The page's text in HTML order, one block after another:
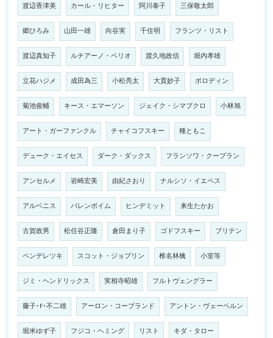
渡辺香津美 カール・リヒター 阿川泰子 三保敬太郎
郷ひろみ 山田一雄 向谷実 千住明 フランツ・リスト
渡辺真知子 ルチアーノ・ベリオ 渡久地政信 堀内孝雄
立花ハジメ 成田為三 小松亮太 大貫妙子 ボロディン
菊池俊輔 キース・エマーソン ジェイク・シマブクロ 小林旭
アート・ガーファンクル チャイコフスキー 種ともこ
デューク・エイセス ダーク・ダックス フランソワ・クープラン
アンセルメ 岩崎宏美 由紀さおり ナルシソ・イエペス
アルベニス バレンボイム ヒンデミット 来生たかお
古賀政男 松任谷正隆 倉田まり子 ゴドフスキー ブリテン
ペンデレツキ スコット・ジョプリン 椎名林檎 小室等
ジミ・ヘンドリックス 実相寺昭雄 フルトヴェングラー
藤子･F･不二雄 アーロン・コープランド アントン・ヴェーベルン
堀米ゆず子 フジコ・ヘミング リスト キダ・タロー